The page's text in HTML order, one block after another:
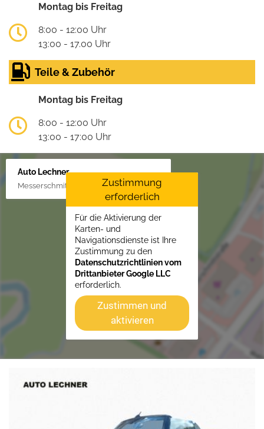
Montag bis Freitag
8:00 - 12:00 Uhr
13:00 - 17.00 Uhr
Teile & Zubehör
Montag bis Freitag
8:00 - 12:00 Uhr
13:00 - 17:00 Uhr
Auto Lechner
Messerschmittstr. 4, 86453 Dasing/Lindl
Zustimmung
erforderlich
Für die Aktivierung der
Karten- und
Navigationsdienste ist Ihre
Zustimmung zu den
Datenschutzrichtlinien vom
Drittanbieter Google LLC
erforderlich.
Zustimmen und
aktivieren